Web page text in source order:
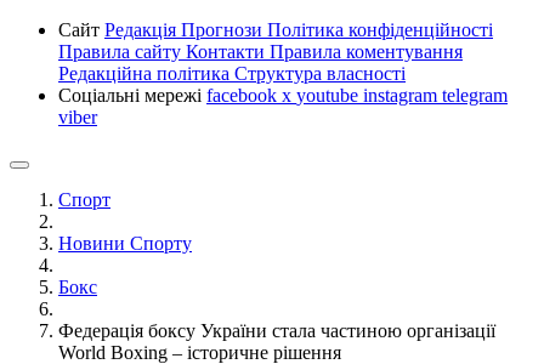
Сайт Редакція Прогнози Політика конфіденційності
Правила сайту Контакти Правила коментування
Редакційна політика Структура власності
Соціальні мережі facebook x youtube instagram telegram
viber
Спорт
Новини Спорту
Бокс
Федерація боксу України стала частиною організації
World Boxing – історичне рішення